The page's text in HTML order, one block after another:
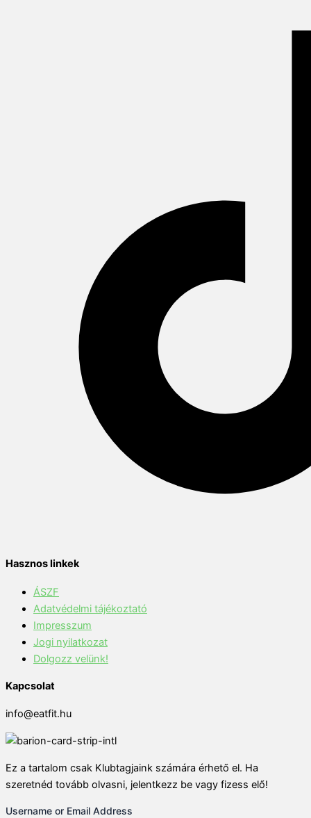
Hasznos linkek
ÁSZF
Adatvédelmi tájékoztató
Impresszum
Jogi nyilatkozat
Dolgozz velünk!
Kapcsolat
info@eatfit.hu
Ez a tartalom csak Klubtagjaink számára érhető el. Ha
szeretnéd tovább olvasni, jelentkezz be vagy fizess elő!
Username or Email Address